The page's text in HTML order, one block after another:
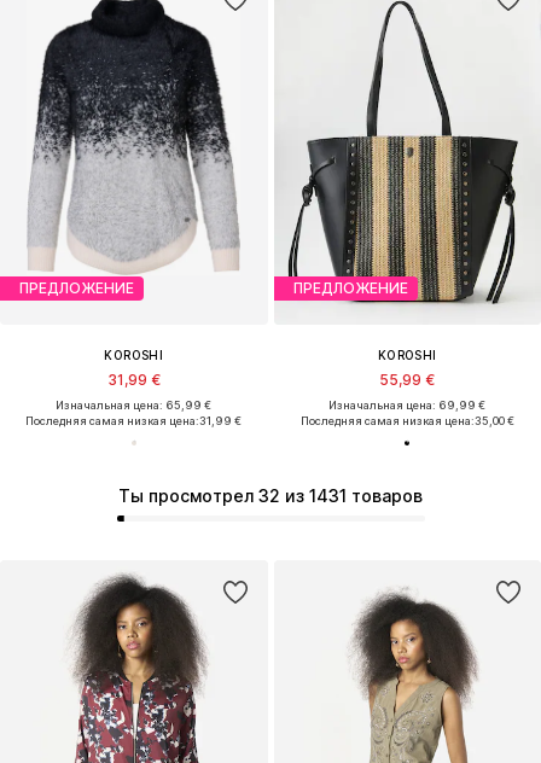
Ты просмотрел 32 из 1431 товаров
ПРЕДЛОЖЕНИЕ
KOROSHI
31,99 €
Изначальная цена: 65,99 €
Последняя самая низкая цена:31,99 €
ПРЕДЛОЖЕНИЕ
KOROSHI
55,99 €
Изначальная цена: 69,99 €
Последняя самая низкая цена:35,00 €